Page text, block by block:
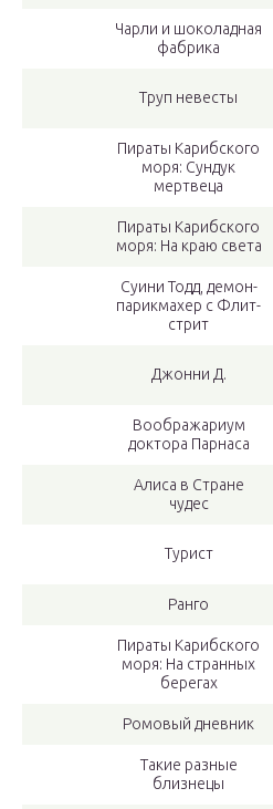
Чарли и шоколадная
фабрика
Труп невесты
Пираты Карибского
моря: Сундук
мертвеца
Пираты Карибского
моря: На краю света
Суини Тодд, демон-
парикмахер с Флит-
стрит
Джонни Д.
Воображариум
доктора Парнаса
Алиса в Стране
чудес
Турист
Ранго
Пираты Карибского
моря: На странных
берегах
Ромовый дневник
Такие разные
близнецы